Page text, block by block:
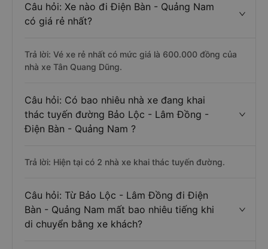
Câu hỏi: Xe nào đi Điện Bàn - Quảng Nam
có giá rẻ nhất?
Trả lời: Vé xe rẻ nhất có mức giá là 600.000 đồng của
nhà xe Tân Quang Dũng.
Câu hỏi: Có bao nhiêu nhà xe đang khai
thác tuyến đường Bảo Lộc - Lâm Đồng -
Điện Bàn - Quảng Nam ?
Trả lời: Hiện tại có 2 nhà xe khai thác tuyến đường.
Câu hỏi: Từ Bảo Lộc - Lâm Đồng đi Điện
Bàn - Quảng Nam mất bao nhiêu tiếng khi
di chuyển bằng xe khách?